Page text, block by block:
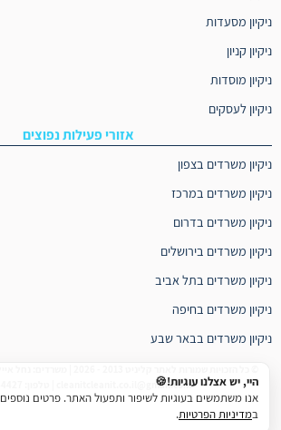
ניקיון מסעדות
ניקיון קניון
ניקיון מוסדות
ניקיון לעסקים
אזורי פעילות נפוצים
ניקיון משרדים בצפון
ניקיון משרדים במרכז
ניקיון משרדים בדרום
ניקיון משרדים בירושלים
ניקיון משרדים בתל אביב
ניקיון משרדים בחיפה
ניקיון משרדים בבאר שבע
cleanitcleanit.co.il@gmail.com | טלפון: 077-9934427היי, יש אצלנו עוגיות!🍪
אנו משתמשים בעוגיות לשיפור ותפעול האתר. פרטים נוספים
במדיניות הפרטיות.